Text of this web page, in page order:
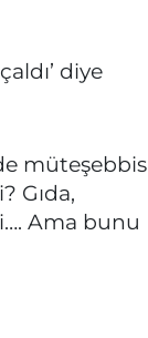
diye
müteşebbis
Gıda,
Ama bunu